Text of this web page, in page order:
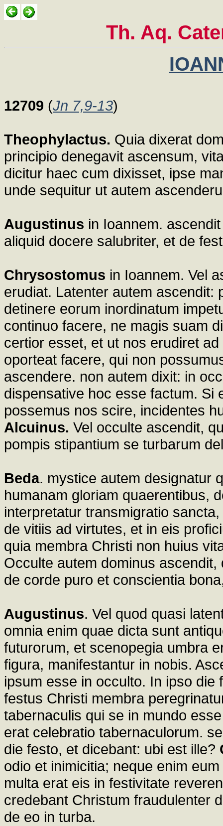
Th. Aq.
12709 (Jn 7,9-13)
Theophylactus. Quia dixerat
principio denegavit ascensum,
dicitur haec cum dixisset, ipse
unde sequitur ut autem
Augustinus in Ioannem.
aliquid docere salubriter, et de
Chrysostomus in Ioannem. Vel
erudiat. Latenter autem ascendit:
detinere eorum inordinatum
continuo facere, ne magis suam
certior esset, et ut nos erudiret
oporteat facere, qui non
ascendere. non autem dixit: in
dispensative hoc esse factum. Si
possemus nos scire, incidentes
Alcuinus. Vel occulte ascendit,
pompis stipantium se turbarum
Beda. mystice autem designatur
humanam gloriam quaerentibus,
interpretatur transmigratio
de vitiis ad virtutes, et in eis
quia membra Christi non huius
Occulte autem dominus
de corde puro et conscientia
Augustinus. Vel quod quasi
omnia enim quae dicta sunt
futurorum, et scenopegia umbra
figura, manifestantur in nobis.
ipsum esse in occulto. In ipso
festus Christi membra
tabernaculis qui se in mundo
erat celebratio tabernaculorum.
die festo, et dicebant: ubi est ille?
odio et inimicitia; neque enim
multa erat eis in festivitate
credebant Christum fraudulenter
de eo in turba.